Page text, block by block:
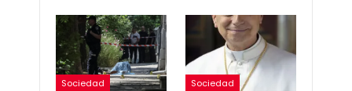
Sociedad Sociedad